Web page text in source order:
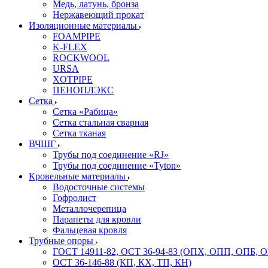
Медь, латунь, бронза
Нержавеющий прокат
Изоляционные материалы
FOAMPIPE
K-FLEX
ROCKWOOL
URSA
XOTPIPE
ПЕНОПЛЭКС
Сетка
Сетка «Рабица»
Сетка стальная сварная
Сетка тканая
ВЧШГ
Трубы под соединение «RJ»
Трубы под соединение «Tyton»
Кровельные материалы
Водосточные системы
Гофролист
Металлочерепица
Парапеты для кровли
Фальцевая кровля
Трубные опоры
ГОСТ 14911-82, ОСТ 36-94-83 (ОПХ, ОПП, ОПБ,
ОСТ 36-146-88 (КП, КХ, ТП, КН)